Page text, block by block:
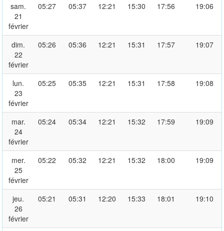
sam.
21
février
05:27 05:37 12:21 15:30 17:56 19:06
dim.
22
février
05:26 05:36 12:21 15:31 17:57 19:07
lun.
23
février
05:25 05:35 12:21 15:31 17:58 19:08
mar.
24
février
05:24 05:34 12:21 15:32 17:59 19:09
mer.
25
février
05:22 05:32 12:21 15:32 18:00 19:09
jeu.
26
février
05:21 05:31 12:20 15:33 18:01 19:10